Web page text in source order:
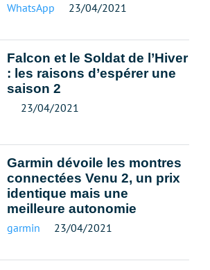
WhatsApp 23/04/2021
Falcon et le Soldat de l’Hiver
: les raisons d’espérer une
saison 2
23/04/2021
Garmin dévoile les montres
connectées Venu 2, un prix
identique mais une
meilleure autonomie
garmin 23/04/2021